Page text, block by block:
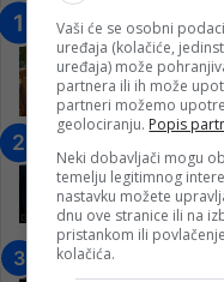
–
25
15.
7.
Vaši će se osobni
uređaja (kolačiće,
uređaja) može
partnera ili ih može
partneri možemo
geolociranju. Popis
Neki dobavljači mogu
temelju legitimnog
nastavku možete
dnu ove stranice ili na
pristankom ili
kolačića.